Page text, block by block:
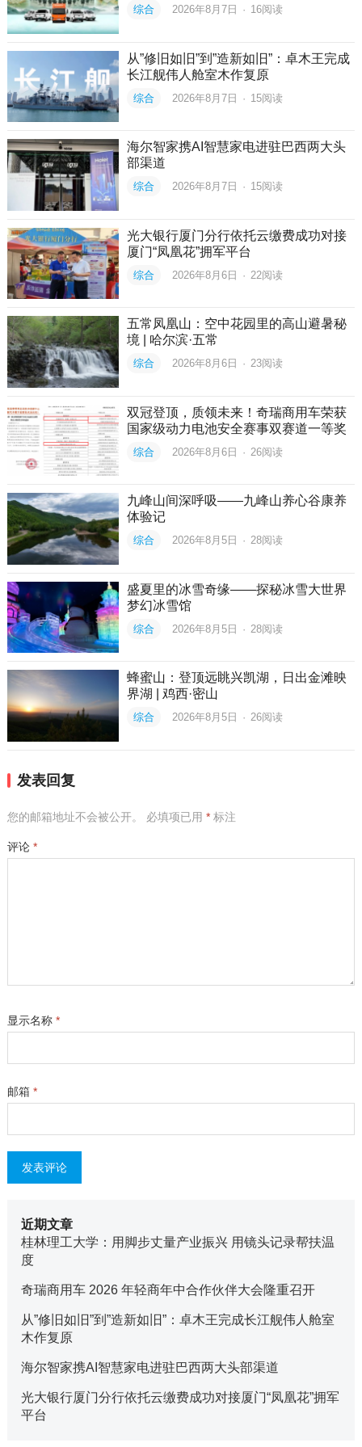
综合 2026年8月7日 · 16阅读
从”修旧如旧”到”造新如旧”：卓木王完成
长江舰伟人舱室木作复原
综合 2026年8月7日 · 15阅读
海尔智家携AI智慧家电进驻巴西两大头
部渠道
综合 2026年8月7日 · 15阅读
光大银行厦门分行依托云缴费成功对接
厦门“凤凰花”拥军平台
综合 2026年8月6日 · 22阅读
五常凤凰山：空中花园里的高山避暑秘
境 | 哈尔滨·五常
综合 2026年8月6日 · 23阅读
双冠登顶，质领未来！奇瑞商用车荣获
国家级动力电池安全赛事双赛道一等奖
综合 2026年8月6日 · 26阅读
九峰山间深呼吸——九峰山养心谷康养
体验记
综合 2026年8月5日 · 28阅读
盛夏里的冰雪奇缘——探秘冰雪大世界
梦幻冰雪馆
综合 2026年8月5日 · 28阅读
蜂蜜山：登顶远眺兴凯湖，日出金滩映
界湖 | 鸡西·密山
综合 2026年8月5日 · 26阅读
发表回复
您的邮箱地址不会被公开。 必填项已用 *标注
评论 *
显示名称 *
邮箱 *
近期文章
桂林理工大学：用脚步丈量产业振兴 用镜头记录帮扶温
度
奇瑞商用车 2026 年轻商年中合作伙伴大会隆重召开
从”修旧如旧”到”造新如旧”：卓木王完成长江舰伟人舱室
木作复原
海尔智家携AI智慧家电进驻巴西两大头部渠道
光大银行厦门分行依托云缴费成功对接厦门“凤凰花”拥军
平台